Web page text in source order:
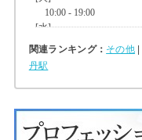
関連ランキング： その他
丹駅